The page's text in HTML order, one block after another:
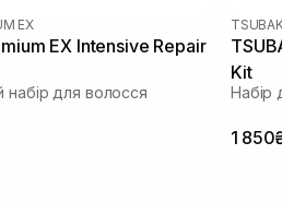
EX
EX Intensive Repair
для волосся
Kit
Набір
1